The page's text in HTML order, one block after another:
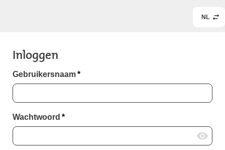
NL
Inloggen
Gebruikersnaam*
Wachtwoord *